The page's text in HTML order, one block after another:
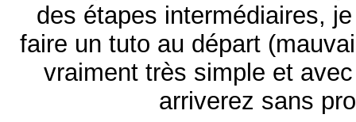
des étapes intermédiaires,
faire un tuto au départ
vraiment très simple et
arriverez sans